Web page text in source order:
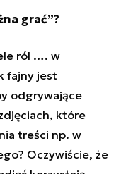
grać”?
ról …. w
fajny jest
odgrywające
które
treści np. w
Oczywiście, że